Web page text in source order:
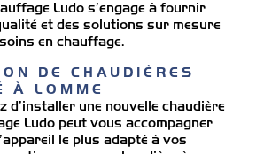
Ludo s’engage à fournir
et des solutions sur mesure
en chauffage.
DE CHAUDIÈRES
À LOMME
d’installer une nouvelle chaudière
Ludo peut vous accompagner
le plus adapté à vos